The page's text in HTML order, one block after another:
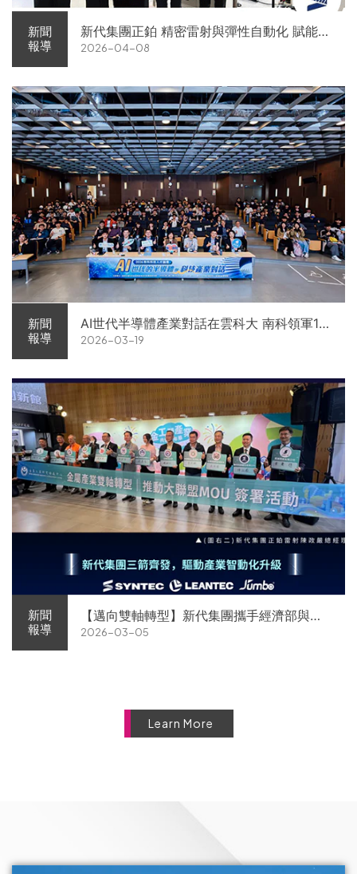
新聞
報導
新代集團正鉑 精密雷射與彈性自動化 賦能智
慧智造解方電子展亮相
2026-04-08
新聞
報導
AI世代半導體產業對話在雲科大 南科領軍11
家企業前進校園徵才
2026-03-19
新聞
報導
【邁向雙軸轉型】新代集團攜手經濟部與金
屬中心簽署MOU 領航 AI機器人智慧智造
2026-03-05
Learn More